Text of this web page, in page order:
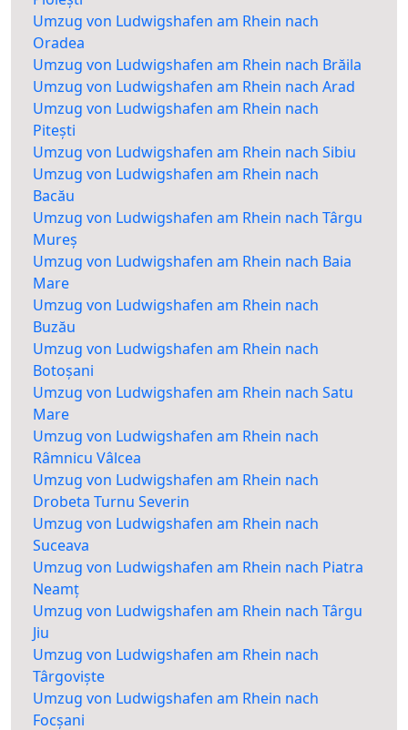
Umzug von Ludwigshafen am Rhein nach
Oradea
Umzug von Ludwigshafen am Rhein nach Brăila
Umzug von Ludwigshafen am Rhein nach Arad
Umzug von Ludwigshafen am Rhein nach
Pitești
Umzug von Ludwigshafen am Rhein nach Sibiu
Umzug von Ludwigshafen am Rhein nach
Bacău
Umzug von Ludwigshafen am Rhein nach Târgu
Mureș
Umzug von Ludwigshafen am Rhein nach Baia
Mare
Umzug von Ludwigshafen am Rhein nach
Buzău
Umzug von Ludwigshafen am Rhein nach
Botoșani
Umzug von Ludwigshafen am Rhein nach Satu
Mare
Umzug von Ludwigshafen am Rhein nach
Râmnicu Vâlcea
Umzug von Ludwigshafen am Rhein nach
Drobeta Turnu Severin
Umzug von Ludwigshafen am Rhein nach
Suceava
Umzug von Ludwigshafen am Rhein nach Piatra
Neamț
Umzug von Ludwigshafen am Rhein nach Târgu
Jiu
Umzug von Ludwigshafen am Rhein nach
Târgoviște
Umzug von Ludwigshafen am Rhein nach
Focșani